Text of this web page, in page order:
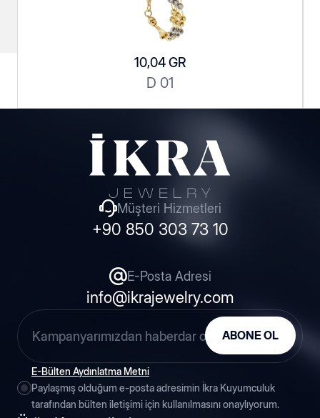
Hakkımızda
İnsan Kaynakları
Fuarlar
Etkinlikler
10,04 GR
D 01
Müşteri Hizmetleri
+90 850 303 73 10
E-Posta Adresi
info@ikrajewelry.com
ABONE OL
E-Bülten Aydınlatma Metni
Paylaşmış olduğum e-posta adresimin İkra Kuyumculuk
tarafından bülten iletişimi için kullanılmasını onaylıyorum.